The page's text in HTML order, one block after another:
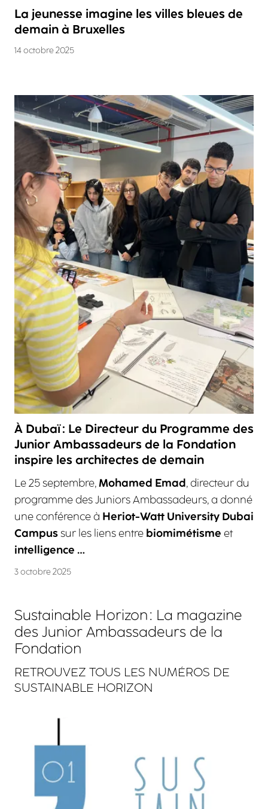
La jeunesse imagine les villes bleues de
demain à Bruxelles
14 octobre 2025
À Dubaï : Le Directeur du Programme des
Junior Ambassadeurs de la Fondation
inspire les architectes de demain
Le 25 septembre,Mohamed Emad, directeur du
programme des Juniors Ambassadeurs, a donné
une conférence à Heriot-Watt University Dubai
Campussur les liens entre biomimétisme et
intelligence …
3 octobre 2025
Sustainable Horizon : La magazine
des Junior Ambassadeurs de la
Fondation
RETROUVEZ TOUS LES NUMÉROS DE
SUSTAINABLE HORIZON